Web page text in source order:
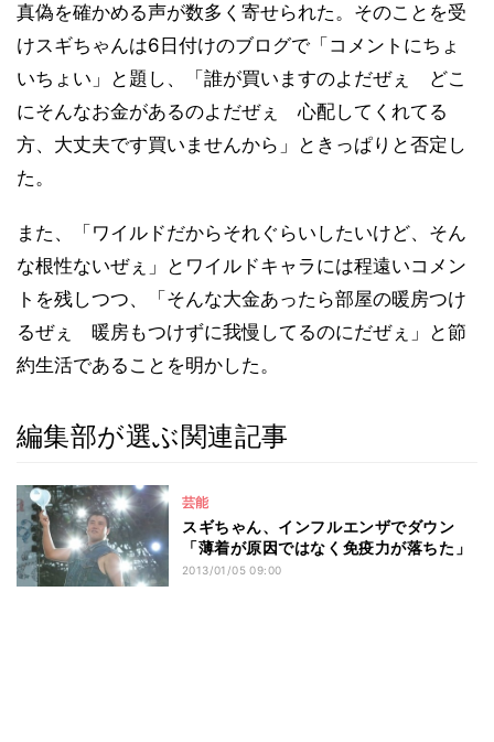
真偽を確かめる声が数多く寄せられた。そのことを受
けスギちゃんは6日付けのブログで「コメントにちょ
いちょい」と題し、「誰が買いますのよだぜぇ どこ
にそんなお金があるのよだぜぇ 心配してくれてる
方、大丈夫です買いませんから」ときっぱりと否定し
た。
また、「ワイルドだからそれぐらいしたいけど、そん
な根性ないぜぇ」とワイルドキャラには程遠いコメン
トを残しつつ、「そんな大金あったら部屋の暖房つけ
るぜぇ 暖房もつけずに我慢してるのにだぜぇ」と節
約生活であることを明かした。
編集部が選ぶ関連記事
芸能
スギちゃん、インフルエンザでダウン
「薄着が原因ではなく免疫力が落ちた」
2013/01/05 09:00